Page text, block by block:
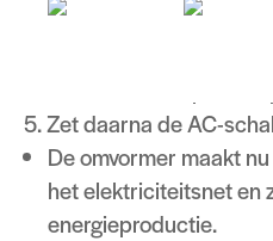
4. Zet de DC-schakelaar
5. Zet daarna de AC-
De omvormer maakt
het elektriciteitsnet en
energieproductie.